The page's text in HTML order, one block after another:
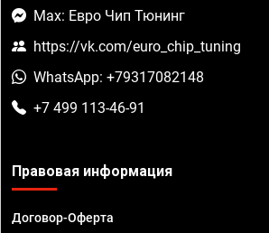
Max: Евро Чип Тюнинг
https://vk.com/euro_chip_tuning
WhatsApp: +79317082148
+7 499 113-46-91
Правовая информация
Договор-Оферта